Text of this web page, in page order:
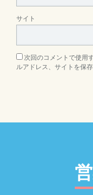
サイト
次回のコメントで使用
ルアドレス、サイトを保存